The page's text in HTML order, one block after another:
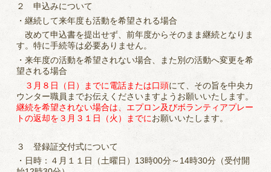
２ 申込みについて
・継続して来年度も活動を希望される場合
改めて申込書を提出せず、前年度からそのまま継続となりま
す。特に手続等は必要ありません。
・来年度の活動を希望されない場合、また別の活動へ変更を希
望される場合
３月８日（日）までに電話または口頭にて、その旨を中央カ
ウンター職員までお伝えくださいますようお願いいたします。
継続を希望されない場合は、エプロン及びボランティアプレー
トの返却を３月３１日（火）までにお願いいたします。
３ 登録証交付式について
・日時：４月１１日（土曜日）13時00分～14時30分（受付開